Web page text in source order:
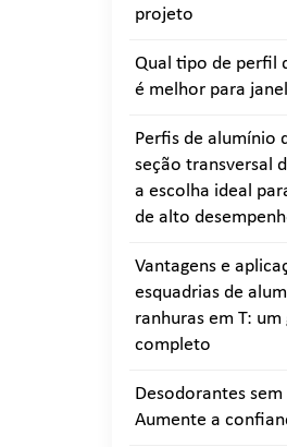
projeto
Qual tipo de perfil
é melhor para
Perfis de alumínio
seção transversal
a escolha ideal
de alto
Vantagens e
esquadrias de
ranhuras em T: um
completo
Desodorantes
Aumente a